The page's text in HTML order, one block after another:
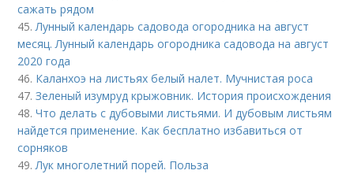
сажать рядом
45.Лунный календарь садовода огородника на август
месяц. Лунный календарь огородника садовода на август
2020 года
46. Каланхоэ на листьях белый налет. Мучнистая роса
47.Зеленый изумруд крыжовник. История происхождения
48.Что делать с дубовыми листьями. И дубовым листьям
найдется применение. Как бесплатно избавиться от
сорняков
49.Лук многолетний порей. Польза